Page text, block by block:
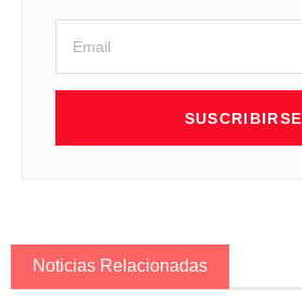
SUSCRIBIRSE
Noticias Relacionadas